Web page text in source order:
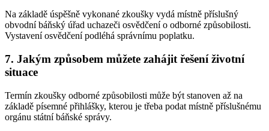
Na základě úspěšně vykonané zkoušky vydá místně příslušný
obvodní báňský úřad uchazeči osvědčení o odborné způsobilosti.
Vystavení osvědčení podléhá správnímu poplatku.
7. Jakým způsobem můžete zahájit řešení životní
situace
Termín zkoušky odborné způsobilosti může být stanoven až na
základě písemné přihlášky, kterou je třeba podat místně příslušnému
orgánu státní báňské správy.